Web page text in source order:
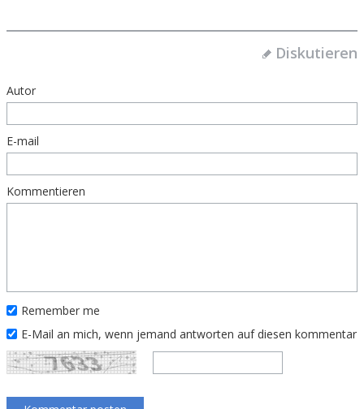
Diskutieren
Autor
E-mail
Kommentieren
Remember me
E-Mail an mich, wenn jemand antworten auf diesen kommentar